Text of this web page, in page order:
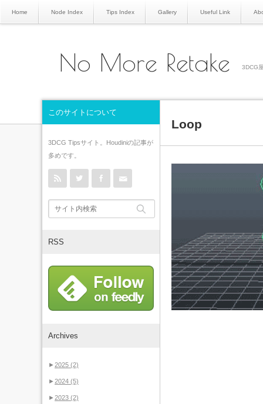
Home Node Index Tips Index Gallery Useful Link
No More Retake 3DCG
Loop
このサイトについて
3DCG Tipsサイト。Houdiniの記事が
多めです。
rss Twitter Facebook
RSS
Archives
►2025 (2)
►2024 (5)
►2023 (2)